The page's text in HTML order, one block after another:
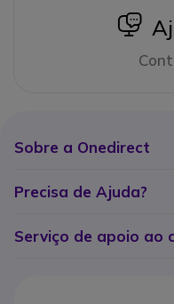
Sobre a Onedirect
Precisa de Ajuda?
Serviço de apoio ao